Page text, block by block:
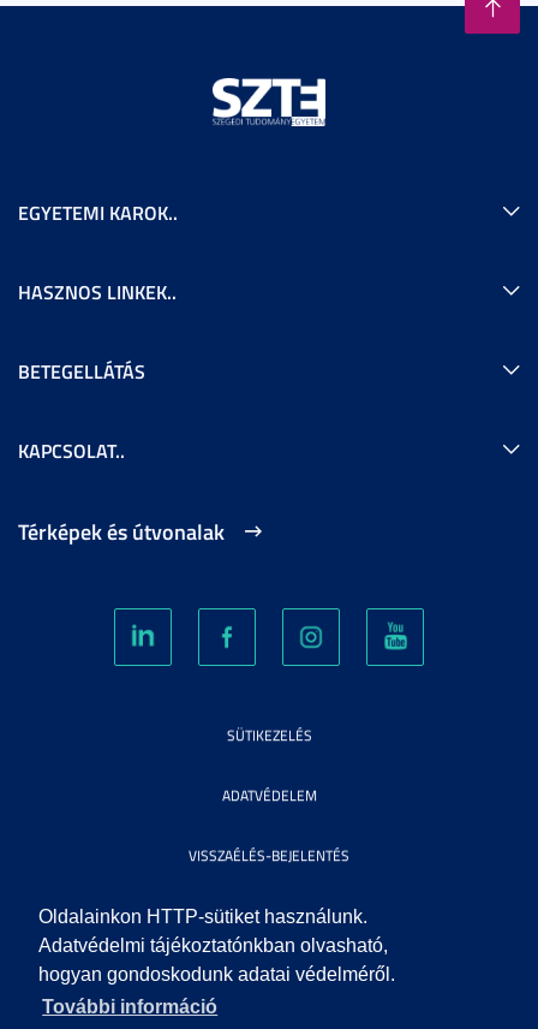
Oldalainkon HTTP-sütiket használunk.
Adatvédelmi tájékoztatónkban olvasható,
hogyan gondoskodunk adatai védelméről.
További információ
EGYETEMI KAROK..
HASZNOS LINKEK..
BETEGELLÁTÁS
KAPCSOLAT..
Térképek és útvonalak
SÜTIKEZELÉS
ADATVÉDELEM
VISSZAÉLÉS-BEJELENTÉS
KÖZÉRDEKŰ ADATOK
IMPRESSZUM